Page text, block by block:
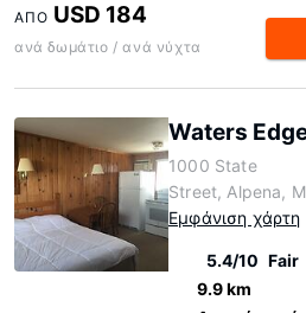
ΑΠΌ USD 184
ανά δωμάτιο / ανά νύχτα
Waters
1000 State
Street, Alpena,
Εμφάνιση χάρτη
5.4/10 Fair
9.9 km